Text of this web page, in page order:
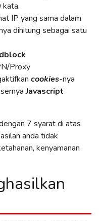
IP yang sama dalam
dihitung sebagai satu
Proxy
cookies-nya
Javascript
7 syarat di atas
anda tidak
kenyamanan